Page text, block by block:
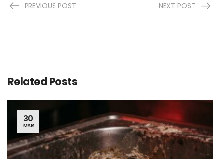
PREVIOUS POST NEXT POST
Related Posts
30
MAR